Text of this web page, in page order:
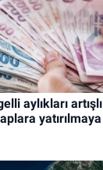
aylıkları artışlı
yatırılmaya